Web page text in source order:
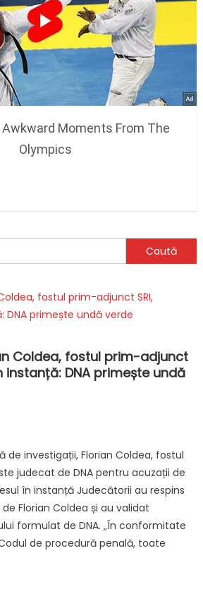
Coldea, fostul prim-adjunct
instanță: DNA primește undă
de investigații, Florian Coldea, fostul
judecat de DNA pentru acuzații de
în instanță Judecătorii au respins
Florian Coldea și au validat
formulat de DNA. „În conformitate
de procedură penală, toate